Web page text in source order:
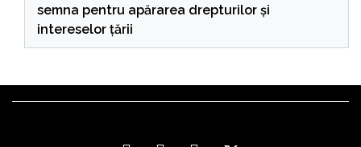
semna pentru apărarea drepturilor și
intereselor țării